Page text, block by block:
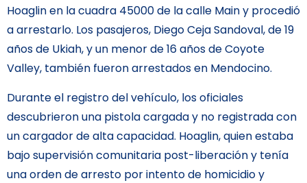
Hoaglin en la cuadra 45000 de la calle Main y procedió
a arrestarlo. Los pasajeros, Diego Ceja Sandoval, de 19
años de Ukiah, y un menor de 16 años de Coyote
Valley, también fueron arrestados en Mendocino.
Durante el registro del vehículo, los oficiales
descubrieron una pistola cargada y no registrada con
un cargador de alta capacidad. Hoaglin, quien estaba
bajo supervisión comunitaria post-liberación y tenía
una orden de arresto por intento de homicidio y